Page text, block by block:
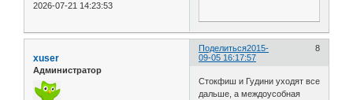
2026-07-21 14:23:53
Поделиться 8
2015-
09-05 16:17:57
xuser
Администратор
Стокфиш и Гудини уходят все
дальше, а междоусобная